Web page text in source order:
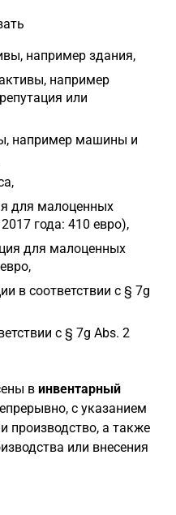
например здания,
например
или
например машины и
для малоценных
года: 410 евро),
для малоценных
в соответствии с § 7g
с § 7g Abs. 2
в инвентарный
с указанием
производство, а также
или внесения